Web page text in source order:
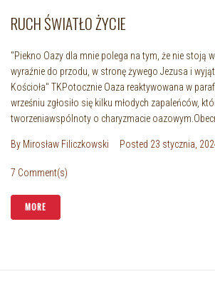
RUCH ŚWIATŁO ŻYCIE
"Piekno Oazy dla mnie polega na tym, że nie stoją
wyraźnie do przodu, w stronę żywego Jezusa i
Kościoła" TKPotocznie Oaza reaktywowana w
wrześniu zgłosiło się kilku młodych zapaleńców,
tworzeniawspólnoty o charyzmacie
By Mirosław Filiczkowski Posted 23 stycznia,
7 Comment(s)
MORE